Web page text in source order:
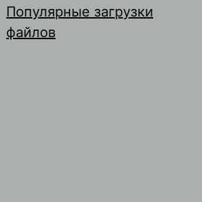
Популярные загрузки
файлов